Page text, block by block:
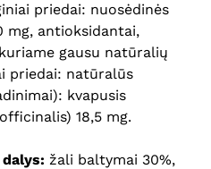
nėra produktų.
Į Parduotuvę
priedai: nuosėdinės
antioksidantai,
gausu natūralių
priedai: natūralūs
kvapusis
18,5 mg.
žali baltymai 30%,